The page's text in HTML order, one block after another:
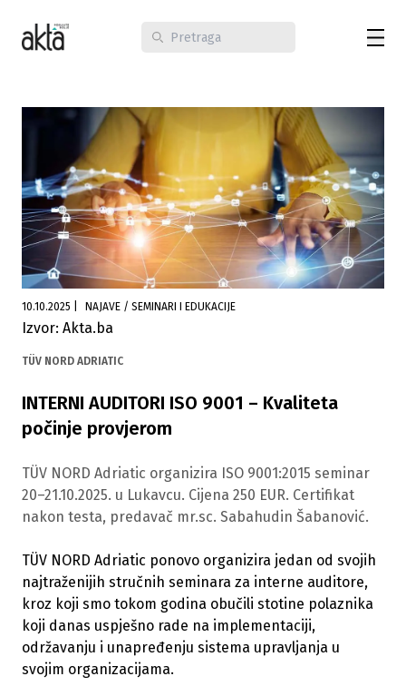
10.10.2025 NAJAVE / SEMINARI I EDUKACIJE
Izvor: Akta.ba
TÜV NORD ADRIATIC
INTERNI AUDITORI ISO 9001 – Kvaliteta
počinje provjerom
TÜV NORD Adriatic organizira ISO 9001:2015 seminar
20–21.10.2025. u Lukavcu. Cijena 250 EUR. Certifikat
nakon testa, predavač mr.sc. Sabahudin Šabanović.
TÜV NORD Adriatic ponovo organizira jedan od svojih
najtraženijih stručnih seminara za interne auditore,
kroz koji smo tokom godina obučili stotine polaznika
koji danas uspješno rade na implementaciji,
održavanju i unapređenju sistema upravljanja u
svojim organizacijama.